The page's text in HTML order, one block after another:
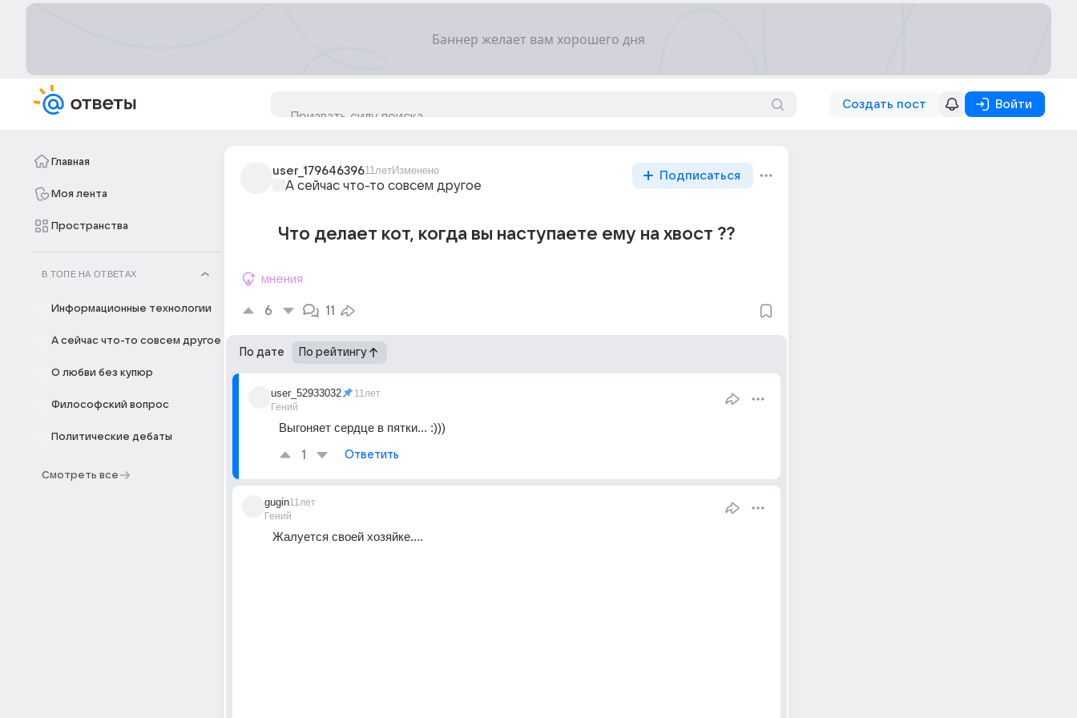
Создать пост Войти
Главная
Моя лента
Пространства
В ТОПЕ НА ОТВЕТАХ
Информационные технологии
А сейчас что-то совсем другое
О любви без купюр
Философский вопрос
Политические дебаты
Смотреть все
user_17964639611летИзменено
А сейчас что-то совсем другое
Подписаться
Что делает кот, когда вы наступаете ему на хвост ??
мнения
6 11
По дате По рейтингу
user_52933032
Гений
11лет
Выгоняет сердце в пятки... :)))
1 Ответить
gugin
Гений
11лет
Жалуется своей хозяйке....